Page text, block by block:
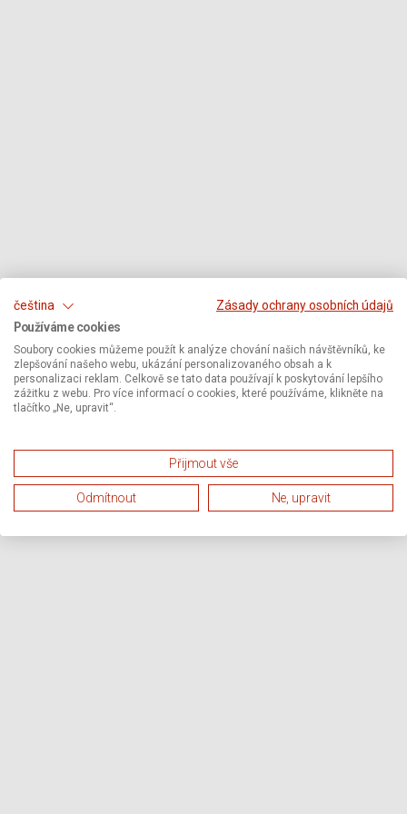
čeština
Zásady ochrany osobních údajů
Používáme cookies
Soubory cookies můžeme použít k analýze chování našich návštěvníků, ke
zlepšování našeho webu, ukázání personalizovaného obsah a k
personalizaci reklam. Celkově se tato data používají k poskytování lepšího
zážitku z webu. Pro více informací o cookies, které používáme, klikněte na
tlačítko „Ne, upravit“.
Přijmout vše
Odmítnout Ne, upravit